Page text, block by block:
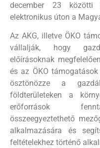
december 23 közötti
elektronikus úton a
Az AKG, illetve ÖKO
vállalják, hogy
előírásoknak
és az ÖKO
ösztönözze a
földterületeken a
erőforrások
összeegyeztethető
alkalmazására és
feltételekhez történő